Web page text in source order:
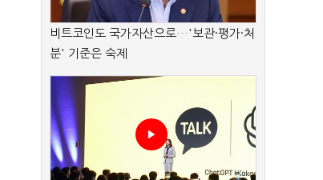
비트코인도 국가자산으로…'보관·평가·처
분' 기준은 숙제